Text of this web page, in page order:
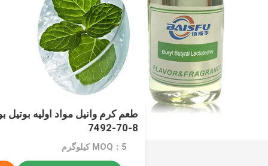
7492-70-8
MOQ：5 کیلوگرم